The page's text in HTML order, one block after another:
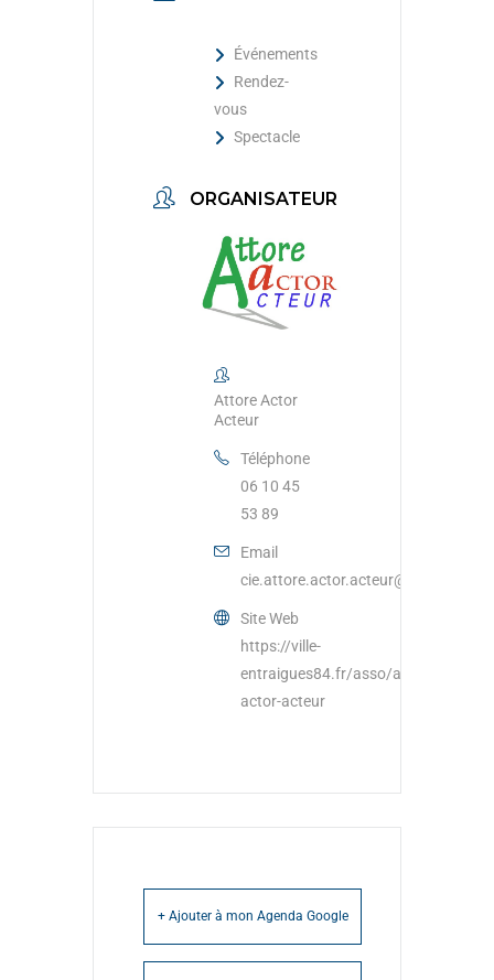
Événements
Rendez-
vous
Spectacle
ORGANISATEUR
Attore Actor
Acteur
Téléphone
06 10 45
53 89
Email
cie.attore.actor.acteur@wanadoo.fr
Site Web
https://ville-
entraigues84.fr/asso/attore-
actor-acteur
+ Ajouter à mon Agenda Google